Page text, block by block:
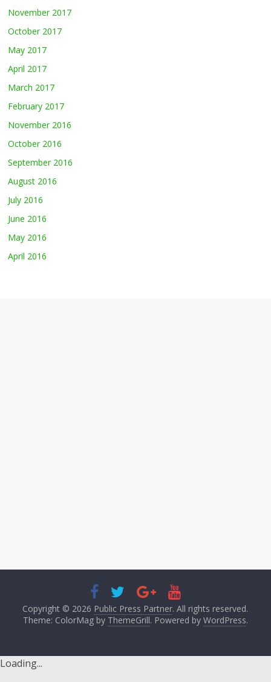
November 2017
October 2017
May 2017
April 2017
March 2017
February 2017
November 2016
October 2016
September 2016
August 2016
July 2016
June 2016
May 2016
April 2016
Copyright © 2026 Public Press Partner. All rights reserved.
Theme: ColorMag by ThemeGrill. Powered by WordPress.
Loading...